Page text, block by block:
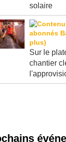
solaire
Sur le
chantier